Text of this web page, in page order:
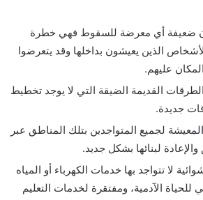
ضعيفة أي معرضة للسقوط فهي خطرة
الذين يعيشون بداخلها وقد يتعرضوا
عليهم.
القديمة الضيقة التي لا يوجد تخطيط
جديدة.
لجميع المتواجدين بتلك المناطق عبر
لبنائها بشكل جديد.
لا تتواجد بها خدمات الكهرباء أو المياه
الآدمية، ومفتقرة لخدمات التعليم